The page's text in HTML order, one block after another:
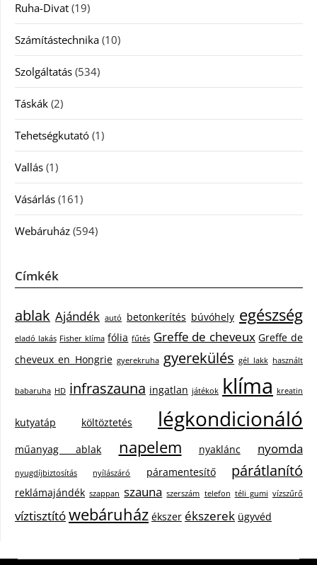
Ruha-Divat (19)
Számítástechnika (10)
Szolgáltatás (534)
Táskák (2)
Tehetségkutató (1)
Vallás (1)
Vásárlás (161)
Webáruház (594)
Címkék
ablak Ajándék autó betonkerítés búvóhely egészség
eladó lakás Fisher klíma fólia fűtés Greffe de cheveux Greffe de
cheveux en Hongrie gyerekruha gyerekülés gél lakk használt
babaruha HD infraszauna ingatlan játékok klíma kreatin
kutyatáp költöztetés légkondicionáló
műanyag ablak napelem nyaklánc nyomda
nyugdíjbiztosítás nyílászáró páramentesítő párátlanító
reklámajándék szappan szauna szerszám telefon téli gumi vízszűrő
víztisztítówebáruház ékszer ékszerek ügyvéd